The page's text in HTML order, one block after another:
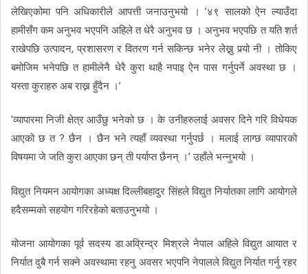
लेखिएकोमा पनि अधिकारीले आपत्ती जनाउनुभयो । ’४९ सालको ऐन ल्याउँदा
हामीसँग कम अनुभव भएपनि अहिले त धेरै अनुभव छ । अनुभव भएपछि त यति शर्त
राखेपछि उत्पादन, प्रशासरण र वितरण गर्न सकिन्छ भनेर लेख्नु पर्‍यो नी । तोकिए
बमोजिम भनेपछि त हामीलेनै धेरै कुरा थाहै नपाइ ऐन पास गर्नुपर्ने अवस्था छ ।
यस्ता कुराहरु अब राख्न हुँदैन ।’
’व्यापारमा निजी क्षेत्र आउँछु भनेको छ । के उनीहरुलाई अवसर दिने गरि विधेयक
आएको छ त ? छैन । छैन भने त्यहाँ व्यवस्था गर्नुपर्छ । मलाई लाग्छ व्यापारको
विषयमा जे जति कुरा आएका छन् ती पर्याप्त छैनन् ।’ उहाँले भन्नुभयो ।
विद्युत नियमन आयोगका अध्यक्ष दिल्लीबहादुर सिंहले विद्युत निर्यातका लागि आयोगले
हदैसम्मको सहयोग गरिरहेको बताउनुभयो ।
योजना आयोगका पूर्व सदस्य डा.अव्रिन्द्र मिश्रले नेपाल अहिले विद्युत आयात र
निर्यात दुबै गर्न सक्ने अवस्थामा रहनु अवसर भएपनि नेपालले विद्युत निर्यात गर्नु रहर